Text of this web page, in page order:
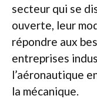
secteur qui se
ouverte, leur
répondre aux
entreprises
l’aéronautique
la mécanique.